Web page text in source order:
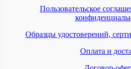
Пользовательское
Образцы удостоверений,
Оплата и